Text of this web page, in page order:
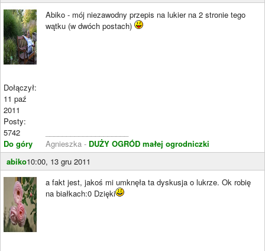
Dołączył:
11 paź
2011
Posty:
5742
Do góry
Abiko - mój niezawodny przepis na lukier na 2 stronie tego
wątku (w dwóch postach)
Agnieszka - DUŻY OGRÓD małej ogrodniczki
abiko10:00, 13 gru 2011
a fakt jest, jakoś mi umknęła ta dyskusja o lukrze. Ok robię
na białkach:0 Dzięki